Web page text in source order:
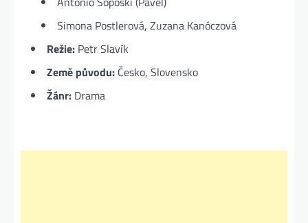
Simona Postlerová, Zuzana Kanóczová
Režie: Petr Slavík
Země původu: Česko, Slovensko
Žánr: Drama